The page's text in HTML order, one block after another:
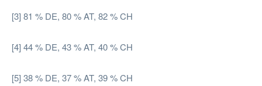
[3] 81 % DE, 80 % AT, 82 % CH
[4] 44 % DE, 43 % AT, 40 % CH
[5] 38 % DE, 37 % AT, 39 % CH